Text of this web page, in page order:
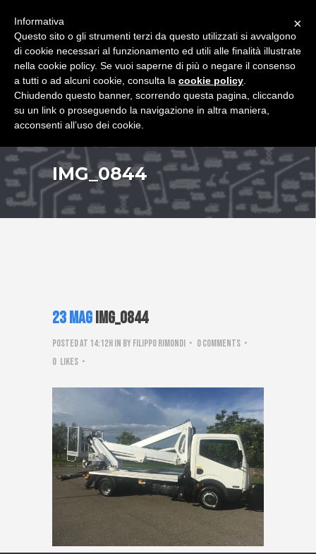
IMG_0844
23 MagIMG_0844
Posted at 14:12hin by Filippo Rimondi
0 Comments
0 Likes
×
Informativa
Questo sito o gli strumenti terzi da questo utilizzati si avvalgono
di cookie necessari al funzionamento ed utili alle finalità illustrate
nella cookie policy. Se vuoi saperne di più o negare il consenso
a tutti o ad alcuni cookie, consulta la cookie policy
Chiudendo questo banner, scorrendo questa pagina, cliccando
su un link o proseguendo la navigazione in altra maniera,
acconsenti all’uso dei cookie.